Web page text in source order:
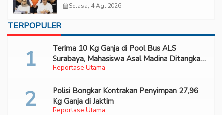
calendar_monthSelasa, 4 Agt 2026
TERPOPULER
Reportase Utama
Terima 10 Kg Ganja di Pool Bus ALS
Surabaya, Mahasiswa Asal Madina Ditangkap
Bareskrim
Reportase Utama
Polisi Bongkar Kontrakan Penyimpan 27,96
Kg Ganja di Jaktim